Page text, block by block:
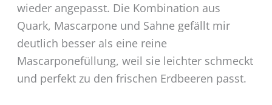
wieder angepasst. Die Kombination aus
Quark, Mascarpone und Sahne gefällt mir
deutlich besser als eine reine
Mascarponefüllung, weil sie leichter schmeckt
und perfekt zu den frischen Erdbeeren passt.